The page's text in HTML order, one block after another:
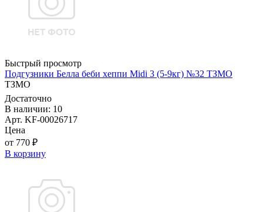
Быстрый просмотр
Подгузники Белла беби хеппи Midi 3 (5-9кг) №32 ТЗМО
ТЗМО
Достаточно
В наличии: 10
Арт. KF-00026717
Цена
от 770 ₽
В корзину